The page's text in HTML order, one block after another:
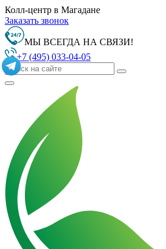
Колл-центр в Магадане
Заказать звонок
МЫ ВСЕГДА НА СВЯЗИ!
+7 (495) 033-04-05